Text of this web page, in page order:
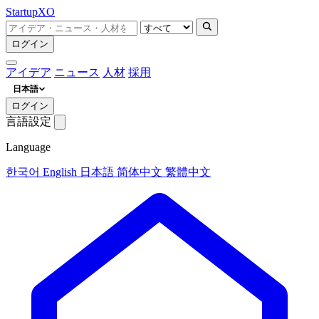
StartupXO
ログイン
アイデア ニュース 人材 採用
日本語
ログイン
言語設定
Language
한국어 English 日本語 简体中文 繁體中文